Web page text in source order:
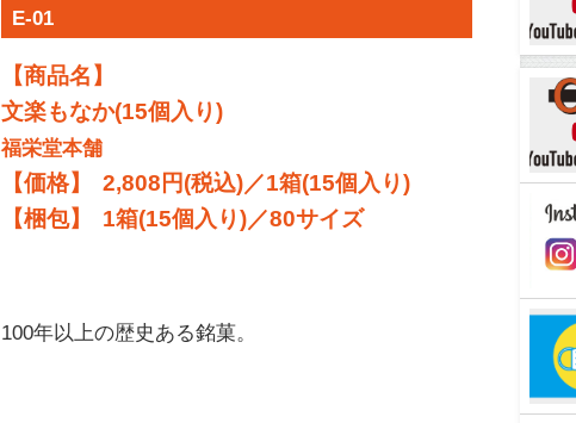
E-01
【商品名】
文楽もなか(15個入り)
福栄堂本舗
【価格】 2,808円(税込)／1箱(15個入り)
【梱包】 1箱(15個入り)／80サイズ
100年以上の歴史ある銘菓。